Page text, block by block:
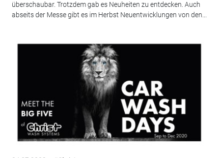
überschaubar. Trotzdem gab es Neuheiten zu entdecken. Auch
abseits der Messe gibt es im Herbst Neuentwicklungen von den...